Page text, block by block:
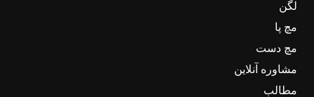
لگن
مچ پا
مچ دست
مشاوره آنلاین
مطالب